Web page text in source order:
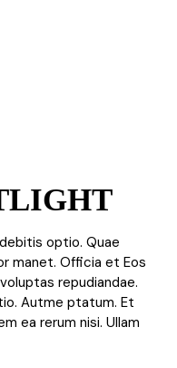
optio. Quae
manet. Officia et Eos
repudiandae.
Autme ptatum. Et
ea rerum nisi. Ullam